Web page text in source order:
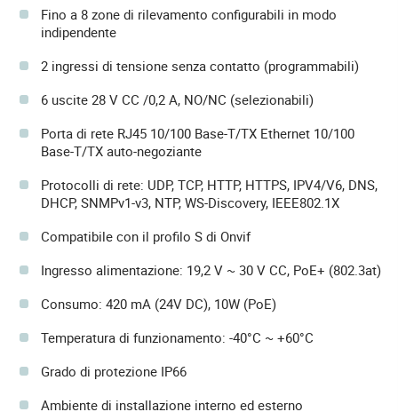
Fino a 8 zone di rilevamento configurabili in modo
indipendente
2 ingressi di tensione senza contatto (programmabili)
6 uscite 28 V CC /0,2 A, NO/NC (selezionabili)
Porta di rete RJ45 10/100 Base-T/TX Ethernet 10/100
Base-T/TX auto-negoziante
Protocolli di rete: UDP, TCP, HTTP, HTTPS, IPV4/V6, DNS,
DHCP, SNMPv1-v3, NTP, WS-Discovery, IEEE802.1X
Compatibile con il profilo S di Onvif
Ingresso alimentazione: 19,2 V ~ 30 V CC, PoE+ (802.3at)
Consumo: 420 mA (24V DC), 10W (PoE)
Temperatura di funzionamento: -40°C ~ +60°C
Grado di protezione IP66
Ambiente di installazione interno ed esterno